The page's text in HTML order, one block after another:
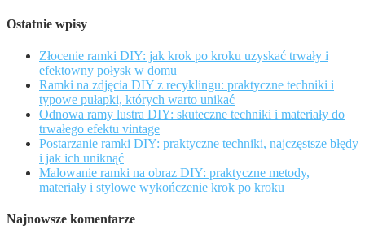
Ostatnie wpisy
Złocenie ramki DIY: jak krok po kroku uzyskać trwały i
efektowny połysk w domu
Ramki na zdjęcia DIY z recyklingu: praktyczne techniki i
typowe pułapki, których warto unikać
Odnowa ramy lustra DIY: skuteczne techniki i materiały do
trwałego efektu vintage
Postarzanie ramki DIY: praktyczne techniki, najczęstsze błędy
i jak ich uniknąć
Malowanie ramki na obraz DIY: praktyczne metody,
materiały i stylowe wykończenie krok po kroku
Najnowsze komentarze